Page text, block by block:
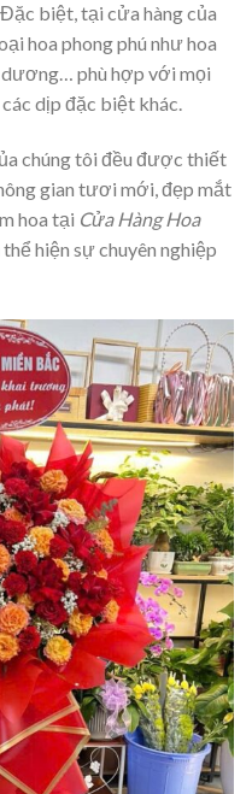
biệt, tại cửa hàng của
hoa phong phú như hoa
dương… phù hợp với mọi
dịp đặc biệt khác.
chúng tôi đều được thiết
gian tươi mới, đẹp mắt
hoa tại Cửa Hàng Hoa
hiện sự chuyên nghiệp